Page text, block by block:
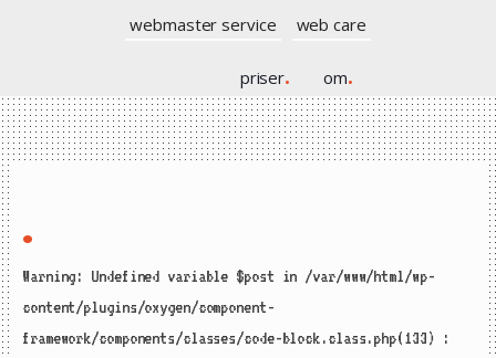
webmaster service web care
priser. om.
.
Warning: Undefined variable $post in /var/www/html/wp-
content/plugins/oxygen/component-
framework/components/classes/code-block.class.php(133) :